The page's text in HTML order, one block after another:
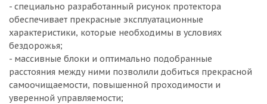
- специально разработанный рисунок протектора
обеспечивает прекрасные эксплуатационные
характеристики, которые необходимы в условиях
бездорожья;
- массивные блоки и оптимально подобранные
расстояния между ними позволили добиться прекрасной
самоочищаемости, повышенной проходимости и
уверенной управляемости;